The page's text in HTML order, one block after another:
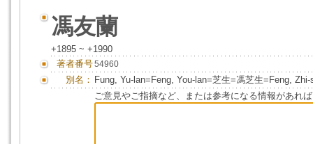
馮友蘭
+1895 ~ +1990
著者番号54960
別名： Fung, Yu-lan=Feng, You-lan=芝生=馮芝生=Feng,
ご意見やご指摘など、または参考になる情報があれ